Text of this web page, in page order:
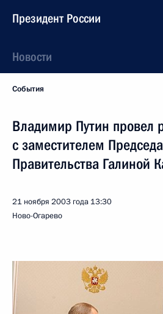
Президент России
Новости
События
Владимир Путин провел
с заместителем
Правительства Галиной
21 ноября 2003 года 13:30
Ново-Огарево